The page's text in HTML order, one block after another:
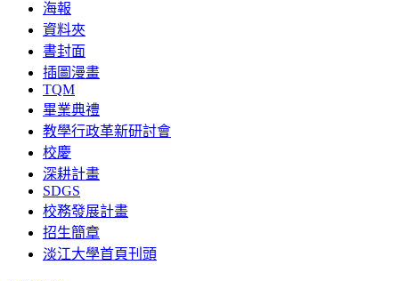
海報
資料夾
書封面
插圖漫畫
TQM
畢業典禮
教學行政革新研討會
校慶
深耕計畫
SDGS
校務發展計畫
招生簡章
淡江大學首頁刊頭